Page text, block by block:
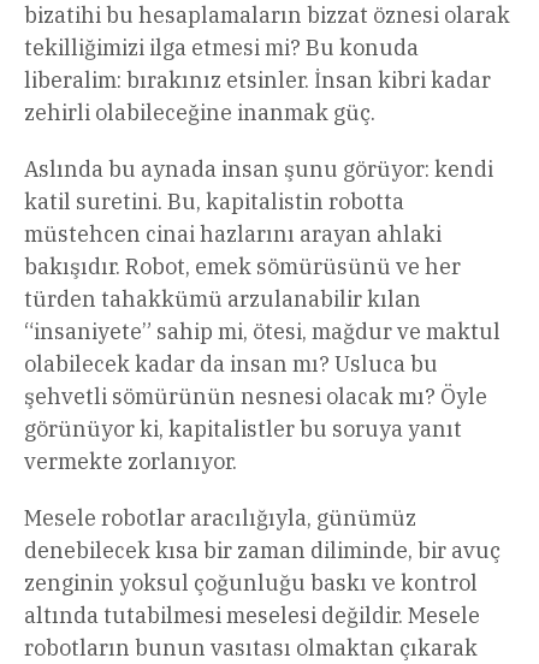
bizatihi bu hesaplamaların bizzat öznesi olarak
tekilliğimizi ilga etmesi mi? Bu konuda
liberalim: bırakınız etsinler. İnsan kibri kadar
zehirli olabileceğine inanmak güç.
Aslında bu aynada insan şunu görüyor: kendi
katil suretini. Bu, kapitalistin robotta
müstehcen cinai hazlarını arayan ahlaki
bakışıdır. Robot, emek sömürüsünü ve her
türden tahakkümü arzulanabilir kılan
“insaniyete” sahip mi, ötesi, mağdur ve maktul
olabilecek kadar da insan mı? Usluca bu
şehvetli sömürünün nesnesi olacak mı? Öyle
görünüyor ki, kapitalistler bu soruya yanıt
vermekte zorlanıyor.
Mesele robotlar aracılığıyla, günümüz
denebilecek kısa bir zaman diliminde, bir avuç
zenginin yoksul çoğunluğu baskı ve kontrol
altında tutabilmesi meselesi değildir. Mesele
robotların bunun vasıtası olmaktan çıkarak